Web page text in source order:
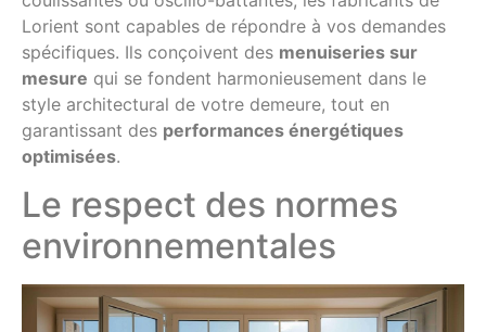
Lorient sont capables de répondre à vos demandes
spécifiques. Ils conçoivent des menuiseries sur
mesure qui se fondent harmonieusement dans le
style architectural de votre demeure, tout en
garantissant des performances énergétiques
optimisées.
Le respect des normes
environnementales